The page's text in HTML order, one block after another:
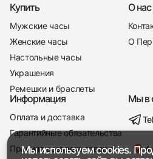
+7 916
Мы насвязи
Купить
Мужские часы
Женские часы
Настольные часы
Украшения
Ремешки и браслеты
О нас
О
Информация
Оплата и доставка
Гарантийные обязательства
Правила возврата товара
Мы в
Мы используем cookies.